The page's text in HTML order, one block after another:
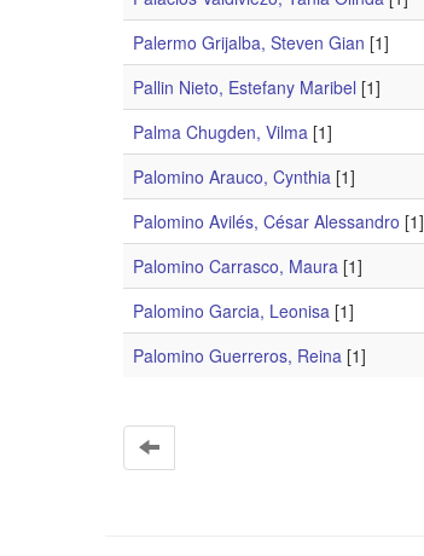
Palermo Grijalba, Steven Gian [1]
Pallin Nieto, Estefany Maribel [1]
Palma Chugden, Vilma [1]
Palomino Arauco, Cynthia [1]
Palomino Avilés, César Alessandro [1]
Palomino Carrasco, Maura [1]
Palomino Garcia, Leonisa [1]
Palomino Guerreros, Reina [1]